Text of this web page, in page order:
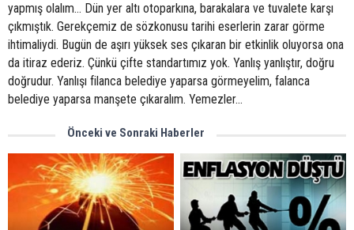
yapmış olalım… Dün yer altı otoparkına, barakalara ve tuvalete karşı
çıkmıştık. Gerekçemiz de sözkonusu tarihi eserlerin zarar görme
ihtimaliydi. Bugün de aşırı yüksek ses çıkaran bir etkinlik oluyorsa ona
da itiraz ederiz. Çünkü çifte standartımız yok. Yanlış yanlıştır, doğru
doğrudur. Yanlışı filanca belediye yaparsa görmeyelim, falanca
belediye yaparsa manşete çıkaralım. Yemezler…
Önceki ve Sonraki Haberler